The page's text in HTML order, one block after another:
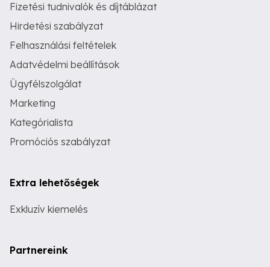
Fizetési tudnivalók és díjtáblázat
Hirdetési szabályzat
Felhasználási feltételek
Adatvédelmi beállítások
Ügyfélszolgálat
Marketing
Kategórialista
Promóciós szabályzat
Extra lehetőségek
Exkluzív kiemelés
Partnereink